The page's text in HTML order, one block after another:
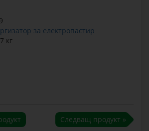
за електропастир
кг
Следващ продукт »